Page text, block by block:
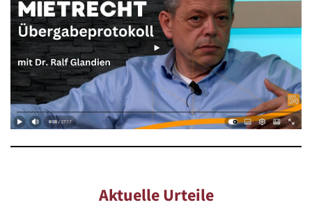
Aktuelle Urteile